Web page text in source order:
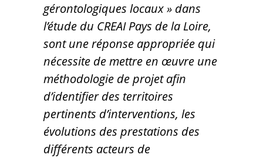
gérontologiques locaux » dans
l’étude du CREAI Pays de la Loire,
sont une réponse appropriée qui
nécessite de mettre en œuvre une
méthodologie de projet afin
d’identifier des territoires
pertinents d’interventions, les
évolutions des prestations des
différents acteurs de